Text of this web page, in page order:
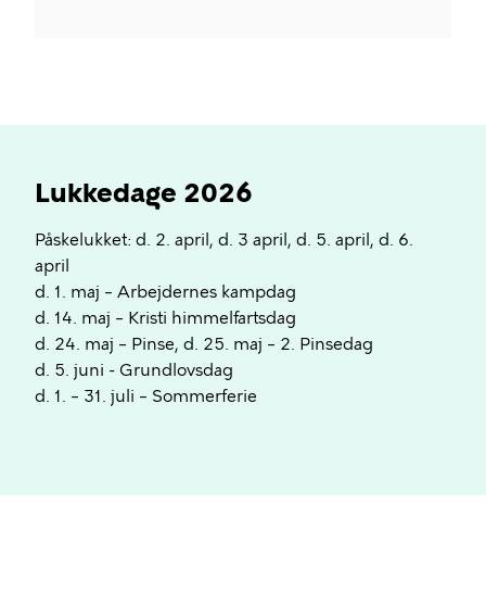
Lukkedage 2026
Påskelukket: d. 2. april, d. 3 april, d. 5. april, d. 6.
april
d. 1. maj – Arbejdernes kampdag
d. 14. maj – Kristi himmelfartsdag
d. 24. maj – Pinse, d. 25. maj – 2. Pinsedag
d. 5. juni - Grundlovsdag
d. 1. – 31. juli – Sommerferie